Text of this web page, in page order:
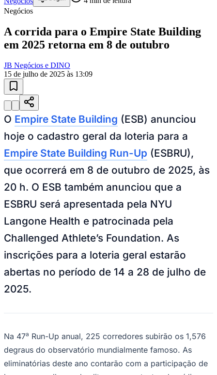
Juventude
A corrida para o Empire State Building
JB Negócios e DINO
OEmpire State Building
hoje o cadastro geral da loteria para a
Empire State Building Run-Up(ESBRU),
que ocorrerá em 8 de outubro de 2025, às
20 h. O ESB também anunciou que a
ESBRU será apresentada pela NYU
Langone Health e patrocinada pela
Challenged Athlete’s Foundation. As
inscrições para a loteria geral estarão
abertas no período de 14 a 28 de julho de
2025.
Na 47aRun-Up anual, 225 corredores subirão os 1,576
eliminatórias deste ano contarão com a participação de
homens e mulheres de elite, representantes da mídia,
celebridades, corretores de imóveis de Nova York,